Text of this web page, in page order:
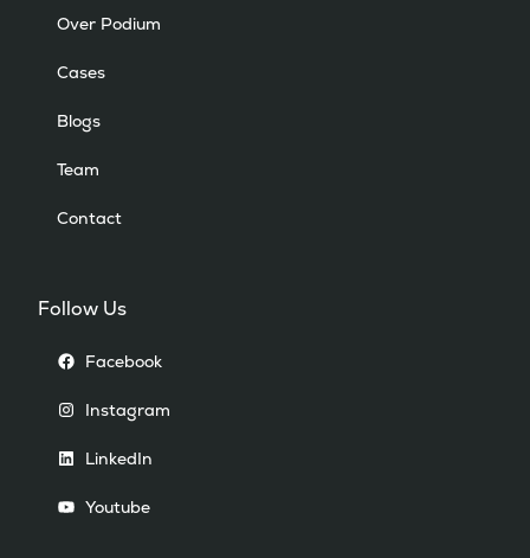
Over Podium
Cases
Blogs
Team
Contact
Follow Us
Facebook
Instagram
LinkedIn
Youtube
Deze website gebruikt cookies
Deze cookies zijn essentieel voor het soepel